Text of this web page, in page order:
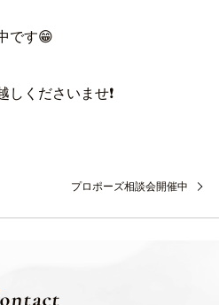
です😁
くださいませ❗
プロポーズ相談会開催中